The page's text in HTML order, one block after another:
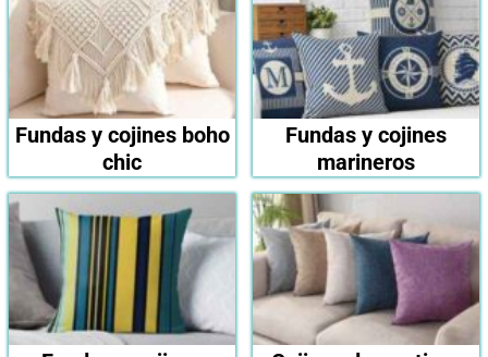
Fundas y cojines boho
chic
Fundas y cojines
marineros